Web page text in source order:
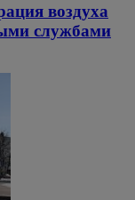
воздуха
службами